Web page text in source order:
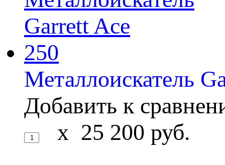
Металлоискатель
Добавить к
x 25 200 руб.